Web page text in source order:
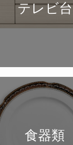
テレビ台
食器類